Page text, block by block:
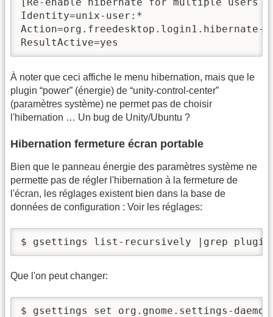
Identity=unix-user:*
Action=org.freedesktop.login1.hibernate-
À noter que ceci affiche le menu hibernation, mais que le
plugin “power” (énergie) de “unity-control-center”
(paramètres système) ne permet pas de choisir
l'hibernation … Un bug de Unity/Ubuntu ?
Hibernation fermeture écran portable
Bien que le panneau énergie des paramètres système ne
permette pas de régler l'hibernation à la fermeture de
l'écran, les réglages existent bien dans la base de
données de configuration : Voir les réglages:
$ gsettings list-recursively |grep
Que l'on peut changer:
$ gsettings set org.gnome.settings-